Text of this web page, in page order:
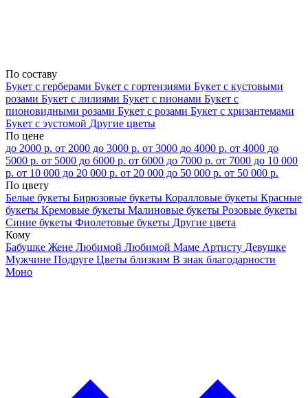
По составу
Букет с герберами Букет с гортензиями Букет с кустовыми
розами Букет с лилиями Букет с пионами Букет с
пионовидными розами Букет с розами Букет с хризантемами
Букет с эустомой Другие цветы
По цене
до 2000 р. от 2000 до 3000 р. от 3000 до 4000 р. от 4000 до
5000 р. от 5000 до 6000 р. от 6000 до 7000 р. от 7000 до 10 000
р. от 10 000 до 20 000 р. от 20 000 до 50 000 р. от 50 000 р.
По цвету
Белые букеты Бирюзовые букеты Коралловые букеты Красные
букеты Кремовые букеты Малиновые букеты Розовые букеты
Синие букеты Фиолетовые букеты Другие цвета
Кому
Бабушке Жене Любимой Любимой Маме Артисту Девушке
Мужчине Подруге Цветы близким В знак благодарности
Моно